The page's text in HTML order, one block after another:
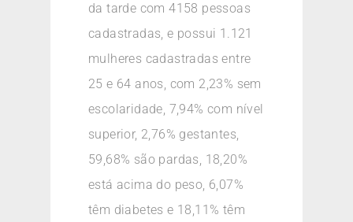
da tarde com 4158 pessoas
cadastradas, e possui 1.121
mulheres cadastradas entre
25 e 64 anos, com 2,23% sem
escolaridade, 7,94% com nível
superior, 2,76% gestantes,
59,68% são pardas, 18,20%
está acima do peso, 6,07%
têm diabetes e 18,11% têm